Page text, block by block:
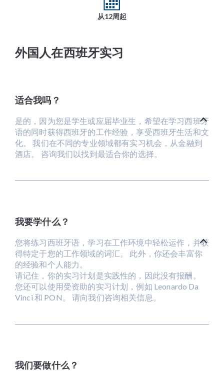
从12周起
外国人在西班牙实习
适合我吗？
是的，因为您是学生或应届毕业生，希望在学习西班牙
语的同时获得西班牙的工作经验，享受西班牙生活和文
化。 我们在不同的专业领域都有实习机会，从金融到
酒店。 咨询我们以找到最适合你的选择。
我要学什么？
您将练习西班牙语，学习在工作环境中轻松运作，并获
得特定于您的工作领域的词汇。 此外，你还会丰富你
的经验和个人能力。
请记住，你的实习计划是实践性的，因此没有报酬。
您还可以使用受资助的实习计划，例如 Leonardo Da
Vinci 和 PON。 请向我们咨询相关信息。
我们要做什么？